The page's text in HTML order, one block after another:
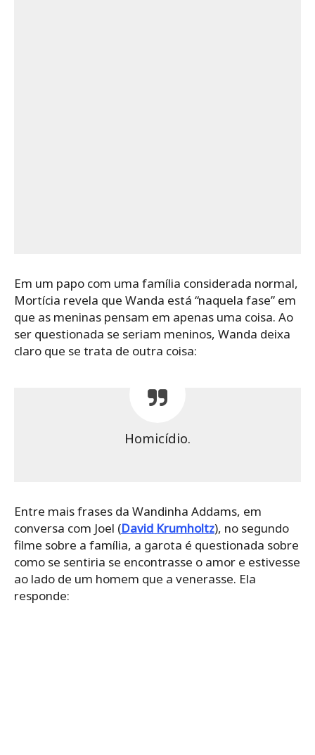
Em um papo com uma família considerada normal,
Mortícia revela que Wanda está “naquela fase” em
que as meninas pensam em apenas uma coisa. Ao
ser questionada se seriam meninos, Wanda deixa
claro que se trata de outra coisa:
Homicídio.
Entre mais frases da Wandinha Addams, em
conversa com Joel (David Krumholtz), no segundo
filme sobre a família, a garota é questionada sobre
como se sentiria se encontrasse o amor e estivesse
ao lado de um homem que a venerasse. Ela
responde: